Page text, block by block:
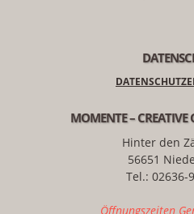
MOMENTE – CREATIVE
Hinter den
56651
Tel.: 02636-
Öffnungszeiten